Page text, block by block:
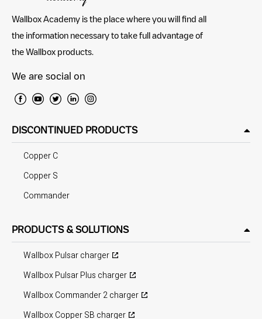
Wallbox Academy is the place where you will find all
the information necessary to take full advantage of
the Wallbox products.
We are social on
DISCONTINUED PRODUCTS
Copper C
Copper S
Commander
PRODUCTS & SOLUTIONS
Wallbox Pulsar charger
Wallbox Pulsar Plus charger
Wallbox Commander 2 charger
Wallbox Copper SB charger